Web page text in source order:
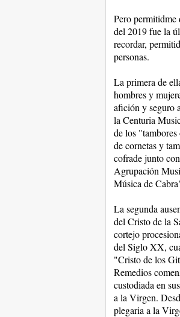
Pero permitidme
del 2019 fue la
recordar,
personas.
La primera de
hombres y
afición y seguro
la Centuria
de los
de cornetas y
cofrade junto
Agrupación
Música de
La segunda
del Cristo de la
cortejo
del Siglo XX,
"Cristo de los
Remedios
custodiada en
a la Virgen.
plegaria a la